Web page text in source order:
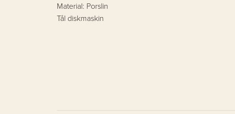
Material: Porslin
Tål diskmaskin